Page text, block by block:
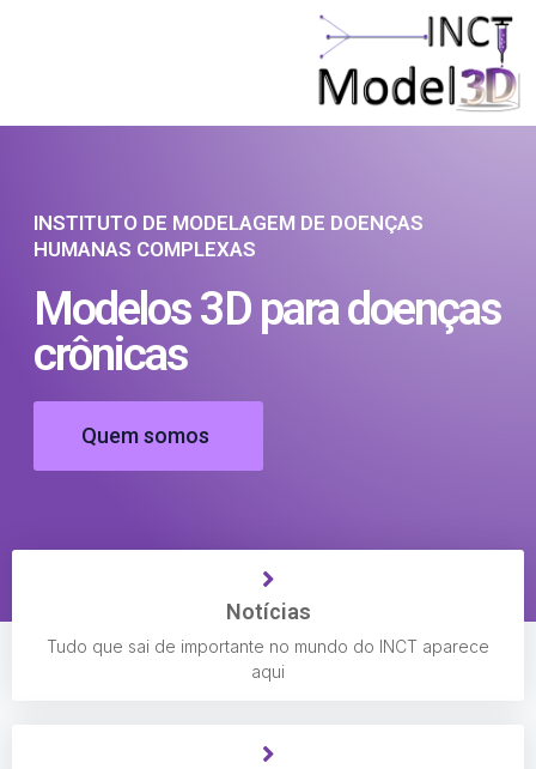
INSTITUTO DE MODELAGEM DE DOENÇAS
HUMANAS COMPLEXAS
Modelos 3D para doenças
crônicas
Quem somos
Notícias
Tudo que sai de importante no mundo do INCT aparece
aqui